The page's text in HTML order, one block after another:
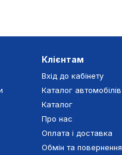
Клієнтам
Вхід до кабінету
Каталог автомобілів
Каталог
Про нас
Оплата і доставка
Обмін та повернення